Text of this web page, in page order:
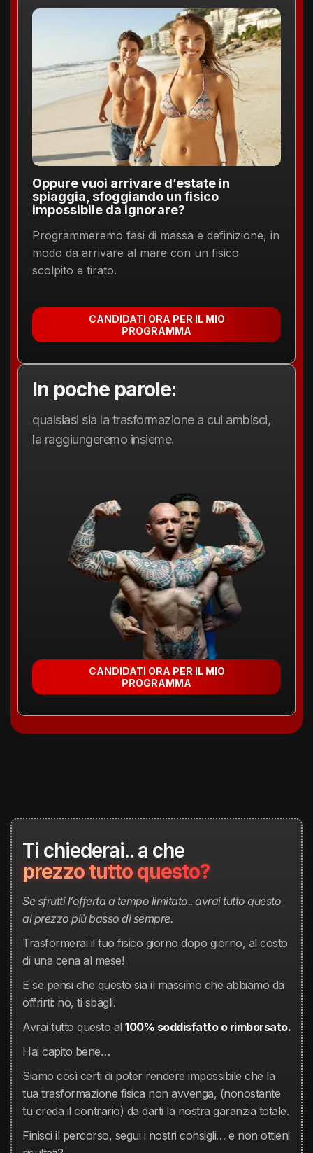
Oppure vuoi arrivare d’estate in
spiaggia, sfoggiando un fisico
impossibile da ignorare?
Programmeremo fasi di massa e definizione, in
modo da arrivare al mare con un fisico
scolpito e tirato.
CANDIDATI ORA PER IL MIO
PROGRAMMA
In poche parole:
qualsiasi sia la trasformazione a cui ambisci,
la raggiungeremo insieme.
CANDIDATI ORA PER IL MIO
PROGRAMMA
Ti chiederai.. a che
prezzo tutto questo?
Se sfrutti l’offerta a tempo limitato.. avrai tutto questo
al prezzo più basso di sempre.
Trasformerai il tuo fisico giorno dopo giorno, al costo
di una cena al mese!
E se pensi che questo sia il massimo che abbiamo da
offrirti: no, ti sbagli.
Avrai tutto questo al 100% soddisfatto o rimborsato.
Hai capito bene…
Siamo così certi di poter rendere impossibile che la
tua trasformazione fisica non avvenga, (nonostante
tu creda il contrario) da darti la nostra garanzia totale.
Finisci il percorso, segui i nostri consigli… e non ottieni